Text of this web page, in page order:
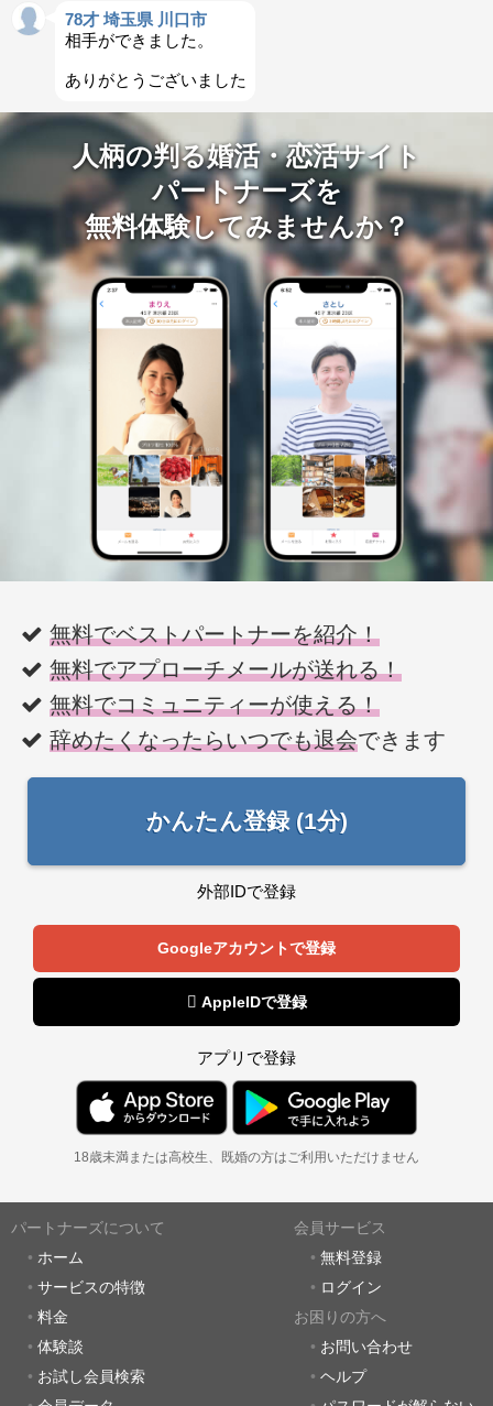
78才 埼玉県 川口市
相手ができました。
ありがとうございました
人柄の判る婚活・恋活サイト
パートナーズを
無料体験してみませんか？
無料でベストパートナーを紹介！
無料でアプローチメールが送れる！
無料でコミュニティーが使える！
辞めたくなったらいつでも退会できます
かんたん登録 (1分)
外部IDで登録
Googleアカウントで登録
 AppleIDで登録
アプリで登録
18歳未満または高校生、既婚の方はご利用いただけません
パートナーズについて
ホーム
サービスの特徴
料金
体験談
お試し会員検索
会員サービス
無料登録
ログイン
お困りの方へ
お問い合わせ
ヘルプ